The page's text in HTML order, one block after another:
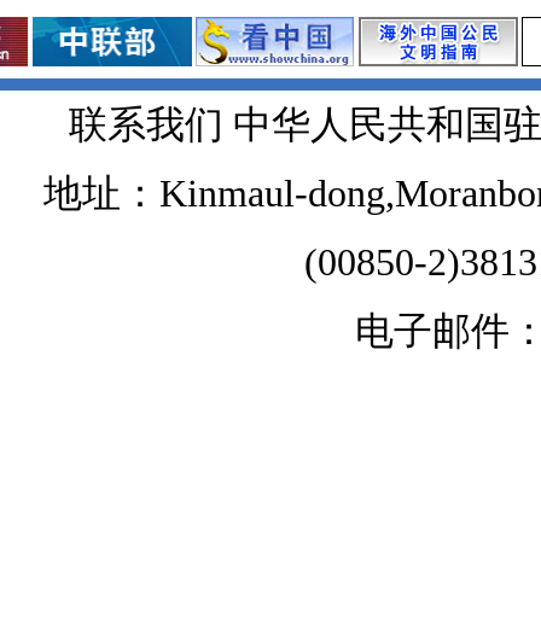
联系我们 中华人民共和国
地址：Kinmaul-
(00850-
电子邮件